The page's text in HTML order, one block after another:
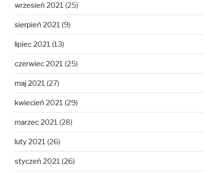
wrzesień 2021 (25)
sierpień 2021 (9)
lipiec 2021 (13)
czerwiec 2021 (25)
maj 2021 (27)
kwiecień 2021 (29)
marzec 2021 (28)
luty 2021 (26)
styczeń 2021 (26)